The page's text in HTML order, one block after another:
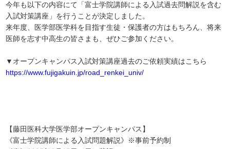
今年も以下の内容にて「富士学院講師による入試過去問解説を含む
入試対策講座」を行うことが決定しました。
来年度、医学部医学科を目指す生徒・保護者の方はもちろん、将来
医師を志す中高生の皆さまも、ぜひご参加ください。
▼オープンキャンパス入試対策講座過去のご依頼実績はこちら
https://www.fujigakuin.jp/road_renkei_univ/
【藤田医科大学医学部オープンキャンパス】
《富士学院講師による入試問題解説》※事前予約制